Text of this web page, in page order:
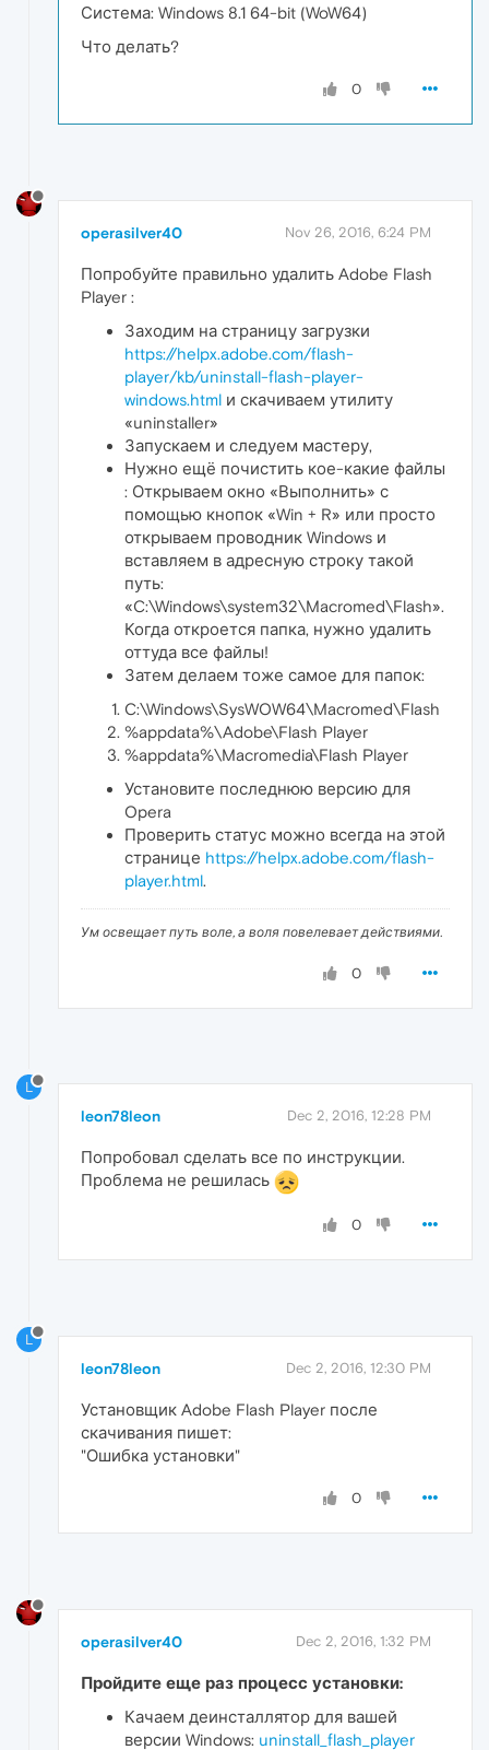
Система: Windows 8.1 64-bit (WoW64)
Что делать?
0
operasilver40 Nov 26, 2016, 6:24 PM
Попробуйте правильно удалить Adobe Flash
Player :
Заходим на страницу загрузки
https://helpx.adobe.com/flash-
player/kb/uninstall-flash-player-
windows.html и скачиваем утилиту
«uninstaller»
Запускаем и следуем мастеру,
Нужно ещё почистить кое-какие файлы
: Открываем окно «Выполнить» с
помощью кнопок «Win + R» или просто
открываем проводник Windows и
вставляем в адресную строку такой
путь:
«C:\Windows\system32\Macromed\Flash».
Когда откроется папка, нужно удалить
оттуда все файлы!
Затем делаем тоже самое для папок:
C:\Windows\SysWOW64\Macromed\Flash
%appdata%\Adobe\Flash Player
%appdata%\Macromedia\Flash Player
Установите последнюю версию для
Opera
Проверить статус можно всегда на этой
странице https://helpx.adobe.com/flash-
player.html.
Ум освещает путь воле, а воля повелевает действиями.
0
L
leon78leon Dec 2, 2016, 12:28 PM
Попробовал сделать все по инструкции.
Проблема не решилась
0
L
leon78leon Dec 2, 2016, 12:30 PM
Установщик Adobe Flash Player после
скачивания пишет:
"Ошибка установки"
0
operasilver40 Dec 2, 2016, 1:32 PM
Пройдите еще раз процесс установки:
Качаем деинсталлятор для вашей
версии Windows: uninstall_flash_player